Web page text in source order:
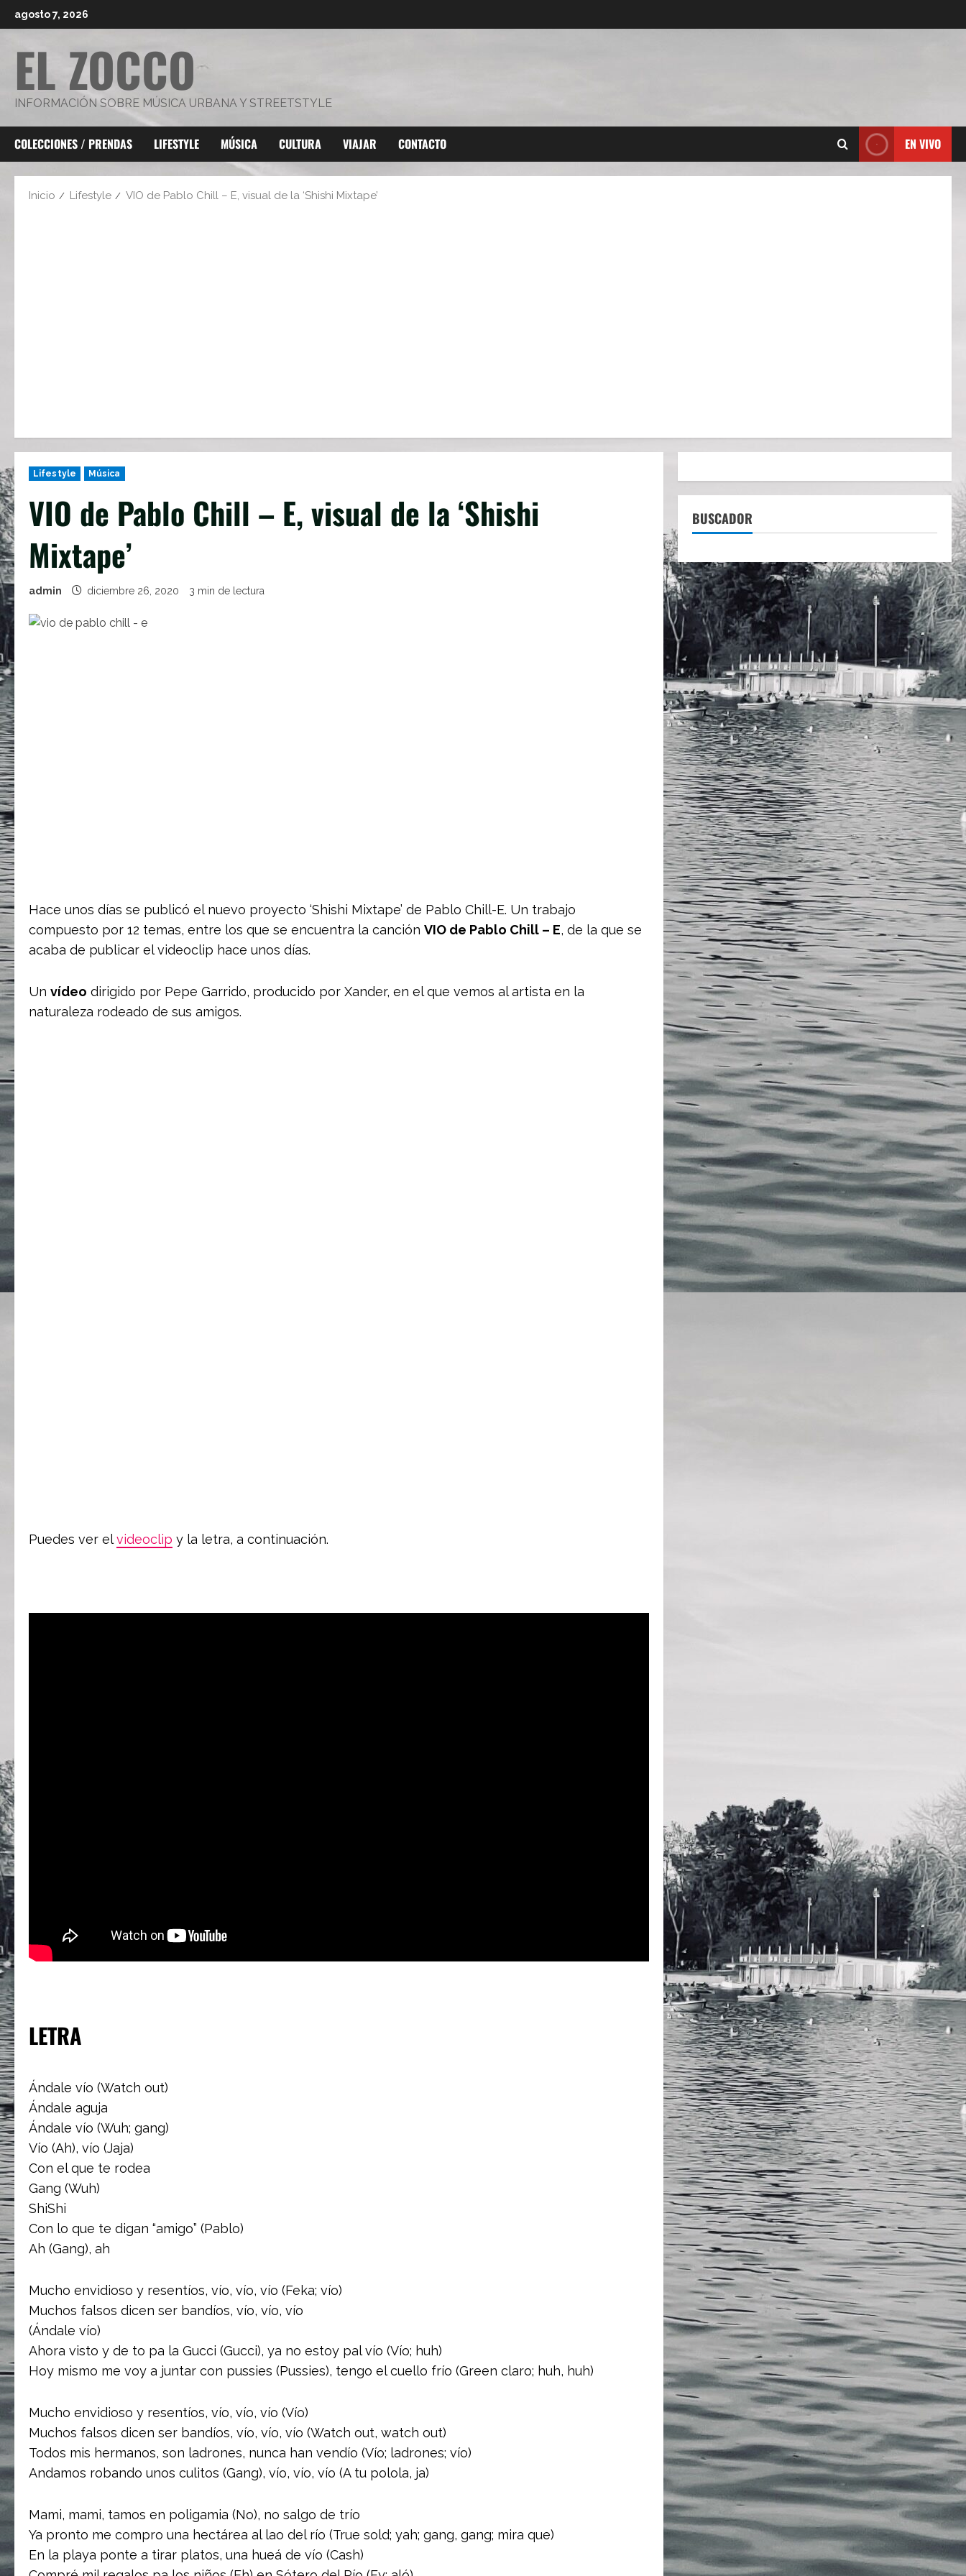
al
agosto 7, 2026
EL ZOCCO
INFORMACIÓN SOBRE MÚSICA URBANA Y STREETSTYLE
COLECCIONES / PRENDAS LIFESTYLE MÚSICA CULTURA VIAJAR CONTACTO EN VIVO
Inicio Lifestyle VIO de Pablo Chill – E, visual de la ‘Shishi Mixtape’
Lifestyle Música
VIO de Pablo Chill – E, visual de la ‘Shishi
Mixtape’
admin diciembre 26, 2020 3 min de lectura
Hace unos días se publicó el nuevo proyecto ‘Shishi Mixtape’ de Pablo Chill-E. Un trabajo
compuesto por 12 temas, entre los que se encuentra la canción VIO de Pablo Chill – E, de la que se
acaba de publicar el videoclip hace unos días.
Un vídeo dirigido por Pepe Garrido, producido por Xander, en el que vemos al artista en la
naturaleza rodeado de sus amigos.
Puedes ver elvideoclip y la letra, a continuación.
LETRA
Ándale vío (Watch out)
Ándale aguja
Ándale vío (Wuh; gang)
Vío (Ah), vío (Jaja)
Con el que te rodea
Gang (Wuh)
ShiShi
Con lo que te digan “amigo” (Pablo)
Ah (Gang), ah
Mucho envidioso y resentíos, vío, vío, vío (Feka; vío)
Muchos falsos dicen ser bandíos, vío, vío, vío
(Ándale vío)
Ahora visto y de to pa la Gucci (Gucci), ya no estoy pal vío (Vío; huh)
Hoy mismo me voy a juntar con pussies (Pussies), tengo el cuello frío (Green claro; huh, huh)
Mucho envidioso y resentíos, vío, vío, vío (Vío)
Muchos falsos dicen ser bandíos, vío, vío, vío (Watch out, watch out)
Todos mis hermanos, son ladrones, nunca han vendío (Vío; ladrones; vío)
Andamos robando unos culitos (Gang), vío, vío, vío (A tu polola, ja)
Mami, mami, tamos en poligamia (No), no salgo de trío
Ya pronto me compro una hectárea al lao del río (True sold; yah; gang, gang; mira que)
En la playa pontе a tirar platos, una hueá de vío (Cash)
BUSCADOR